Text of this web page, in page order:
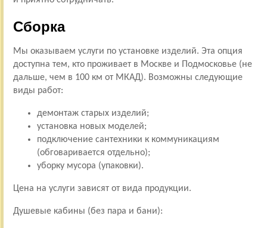
Сборка
Мы оказываем услуги по установке изделий. Эта опция
доступна тем, кто проживает в Москве и Подмосковье (не
дальше, чем в 100 км от МКАД). Возможны следующие
виды работ:
демонтаж старых изделий;
установка новых моделей;
подключение сантехники к коммуникациям
(обговаривается отдельно);
уборку мусора (упаковки).
Цена на услуги зависят от вида продукции.
Душевые кабины (без пара и бани):